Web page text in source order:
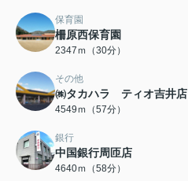
保育園
柵原西保育園
2347ｍ（30分）
その他
㈱タカハラ ティオ吉井店
4549ｍ（57分）
銀行
中国銀行周匝店
4640ｍ（58分）